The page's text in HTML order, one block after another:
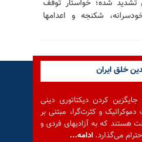
تشدید شده؛ خواستار توقف
شکنجه و اعدامها
خلق ایران
کردن دیکتاتوری دینی
و کثرت‌گرا، مبتنی بر
هستند که به آزادیهای فردی و
می‌گذارد. ادامه...